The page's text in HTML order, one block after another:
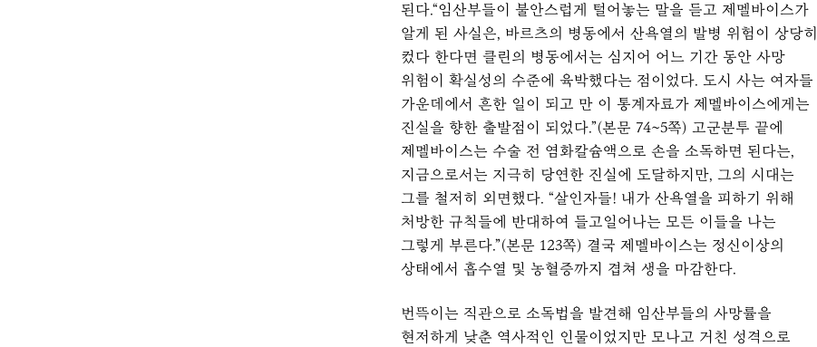
된다.“임산부들이 불안스럽게 털어놓는 말을 듣고 제멜바이스가
알게 된 사실은, 바르츠의 병동에서 산욕열의 발병 위험이 상당히
컸다 한다면 클린의 병동에서는 심지어 어느 기간 동안 사망
위험이 확실성의 수준에 육박했다는 점이었다. 도시 사는 여자들
가운데에서 흔한 일이 되고 만 이 통계자료가 제멜바이스에게는
진실을 향한 출발점이 되었다.”(본문 74~5쪽) 고군분투 끝에
제멜바이스는 수술 전 염화칼슘액으로 손을 소독하면 된다는,
지금으로서는 지극히 당연한 진실에 도달하지만, 그의 시대는
그를 철저히 외면했다. “살인자들! 내가 산욕열을 피하기 위해
처방한 규칙들에 반대하여 들고일어나는 모든 이들을 나는
그렇게 부른다.”(본문 123쪽) 결국 제멜바이스는 정신이상의
상태에서 흡수열 및 농혈증까지 겹쳐 생을 마감한다.
번뜩이는 직관으로 소독법을 발견해 임산부들의 사망률을
현저하게 낮춘 역사적인 인물이었지만 모나고 거친 성격으로